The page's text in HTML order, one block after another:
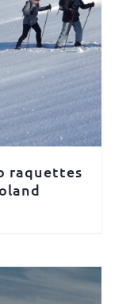
raquettes